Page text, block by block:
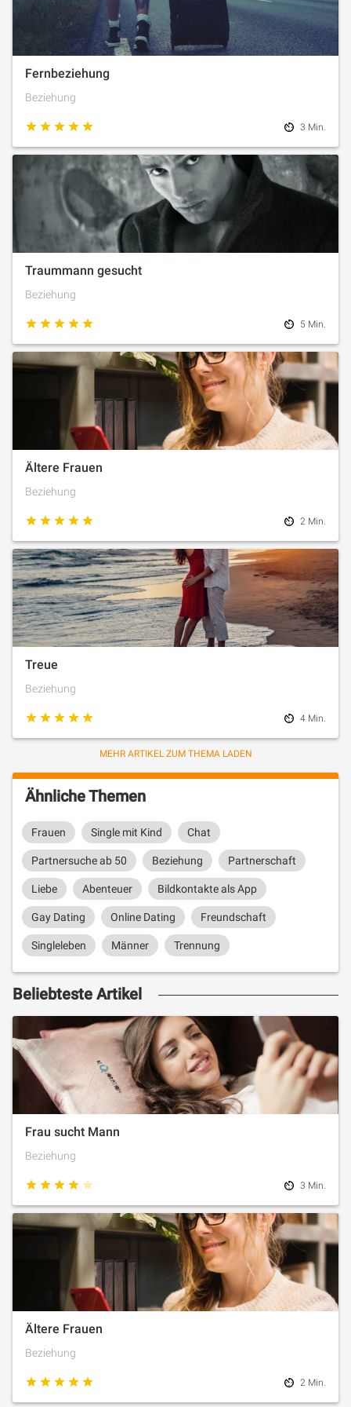
Fernbeziehung
Beziehung
3 Min.
Traummann gesucht
Beziehung
5 Min.
Ältere Frauen
Beziehung
2 Min.
Treue
Beziehung
4 Min.
MEHR ARTIKEL ZUM THEMA LADEN
Ähnliche Themen
Frauen Single mit Kind Chat
Partnersuche ab 50 Beziehung Partnerschaft
Liebe Abenteuer Bildkontakte als App
Gay Dating Online Dating Freundschaft
Singleleben Männer Trennung
Beliebteste Artikel
Frau sucht Mann
Beziehung
3 Min.
Ältere Frauen
Beziehung
2 Min.